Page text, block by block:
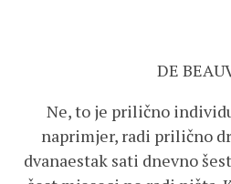
DE
Ne, to je prilično
naprimjer, radi prilično
dvanaestak sati dnevno